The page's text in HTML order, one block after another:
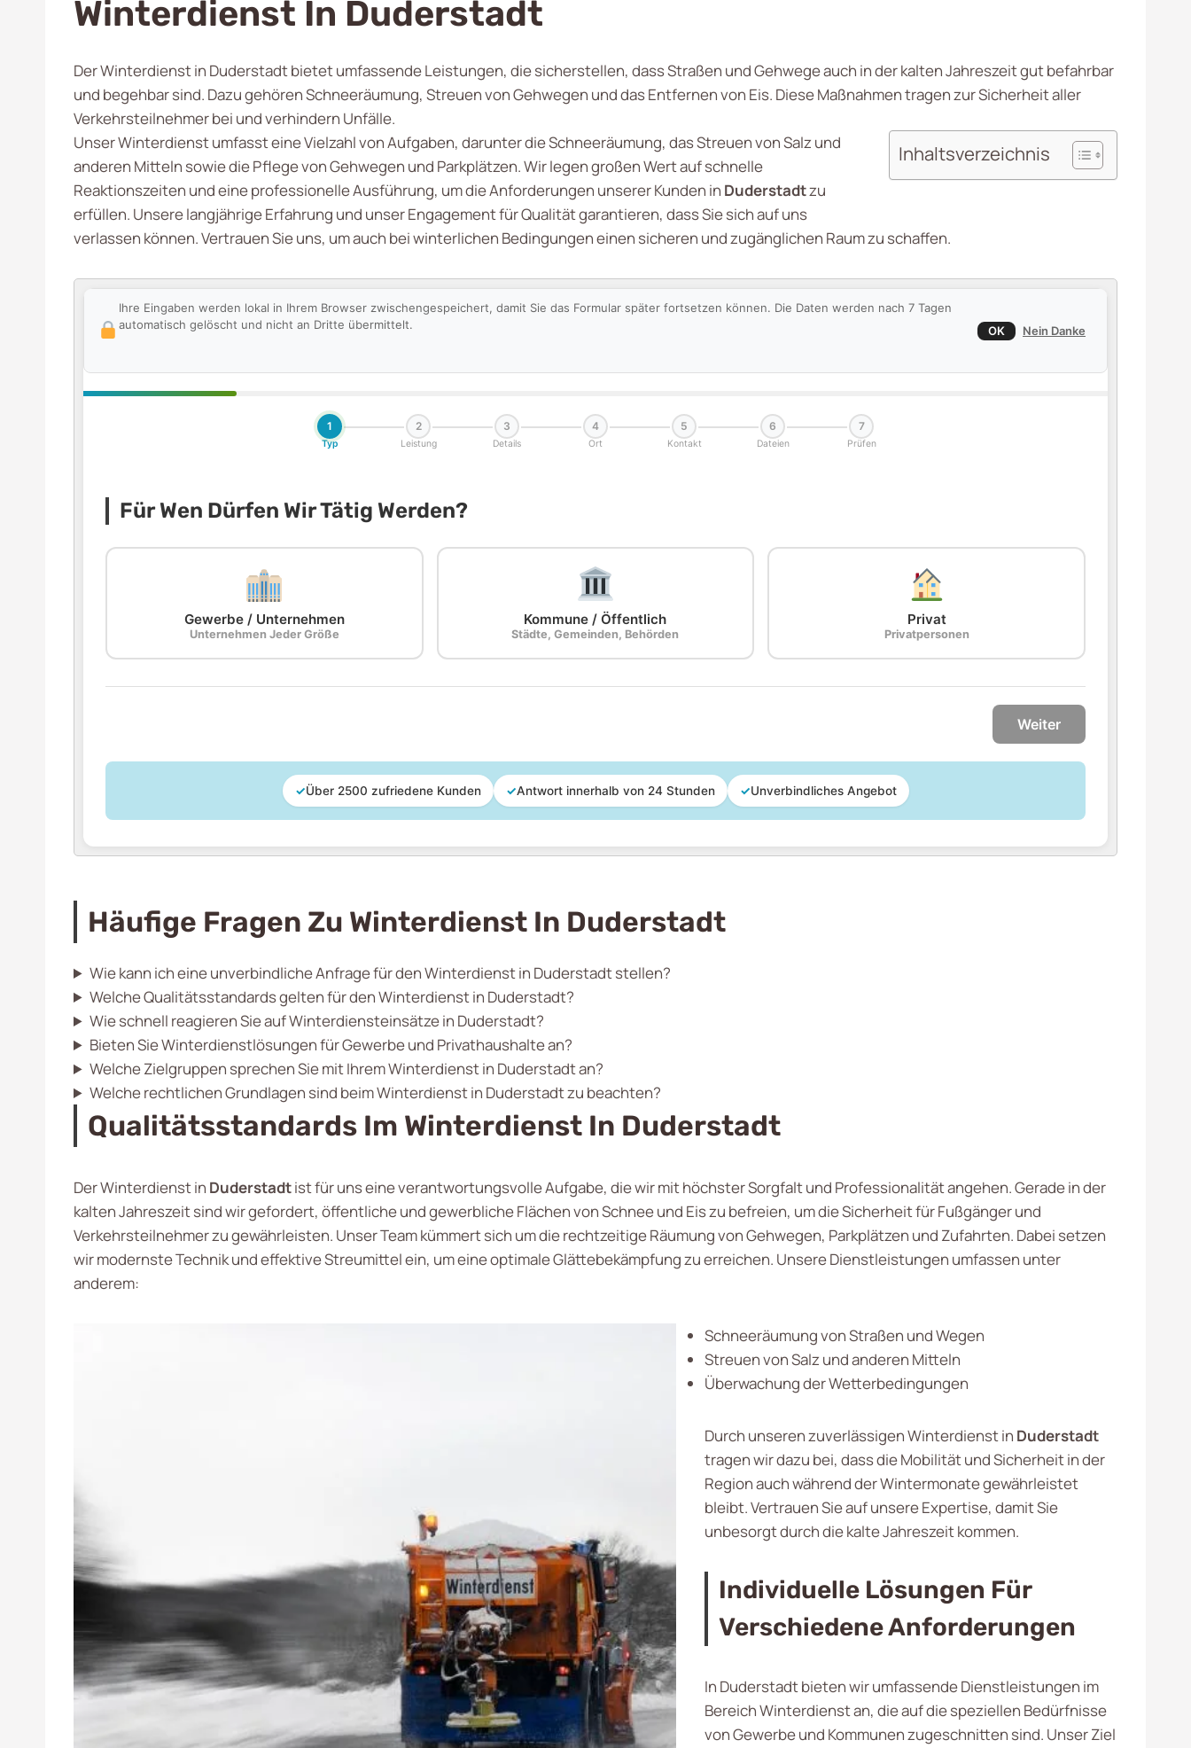
Winterdienst In Duderstadt
Der Winterdienst in Duderstadt bietet umfassende Leistungen, die sicherstellen, dass Straßen und Gehwege auch in der kalten Jahreszeit gut befahrbar
und begehbar sind. Dazu gehören Schneeräumung, Streuen von Gehwegen und das Entfernen von Eis. Diese Maßnahmen tragen zur Sicherheit aller
Verkehrsteilnehmer bei und verhindern Unfälle.
Inhaltsverzeichnis
Unser Winterdienst umfasst eine Vielzahl von Aufgaben, darunter die Schneeräumung, das Streuen von Salz und
anderen Mitteln sowie die Pflege von Gehwegen und Parkplätzen. Wir legen großen Wert auf schnelle
Reaktionszeiten und eine professionelle Ausführung, um die Anforderungen unserer Kunden in Duderstadtzu
erfüllen. Unsere langjährige Erfahrung und unser Engagement für Qualität garantieren, dass Sie sich auf uns
verlassen können. Vertrauen Sie uns, um auch bei winterlichen Bedingungen einen sicheren und zugänglichen Raum zu schaffen.
Ihre Eingaben werden lokal in Ihrem Browser zwischengespeichert, damit Sie das Formular später fortsetzen können. Die Daten werden nach 7 Tagen
automatisch gelöscht und nicht an Dritte übermittelt.
OK Nein Danke
1
Typ
2
Leistung
3
Details
4
Ort
5
Kontakt
6
Dateien
7
Prüfen
Für Wen Dürfen Wir Tätig Werden?
Gewerbe / Unternehmen
Unternehmen Jeder Größe
Kommune / Öffentlich
Städte, Gemeinden, Behörden
Privat
Privatpersonen
Weiter
✓Über 2500 zufriedene Kunden ✓Antwort innerhalb von 24 Stunden ✓Unverbindliches Angebot
Häufige Fragen Zu Winterdienst In Duderstadt
Wie kann ich eine unverbindliche Anfrage für den Winterdienst in Duderstadt stellen?
Welche Qualitätsstandards gelten für den Winterdienst in Duderstadt?
Wie schnell reagieren Sie auf Winterdiensteinsätze in Duderstadt?
Bieten Sie Winterdienstlösungen für Gewerbe und Privathaushalte an?
Welche Zielgruppen sprechen Sie mit Ihrem Winterdienst in Duderstadt an?
Welche rechtlichen Grundlagen sind beim Winterdienst in Duderstadt zu beachten?
Qualitätsstandards Im Winterdienst In Duderstadt
Der Winterdienst in Duderstadtist für uns eine verantwortungsvolle Aufgabe, die wir mit höchster Sorgfalt und Professionalität angehen. Gerade in der
kalten Jahreszeit sind wir gefordert, öffentliche und gewerbliche Flächen von Schnee und Eis zu befreien, um die Sicherheit für Fußgänger und
Verkehrsteilnehmer zu gewährleisten. Unser Team kümmert sich um die rechtzeitige Räumung von Gehwegen, Parkplätzen und Zufahrten. Dabei setzen
wir modernste Technik und effektive Streumittel ein, um eine optimale Glättebekämpfung zu erreichen. Unsere Dienstleistungen umfassen unter
anderem:
Schneeräumung von Straßen und Wegen
Streuen von Salz und anderen Mitteln
Überwachung der Wetterbedingungen
Durch unseren zuverlässigen Winterdienst in Duderstadt
tragen wir dazu bei, dass die Mobilität und Sicherheit in der
Region auch während der Wintermonate gewährleistet
bleibt. Vertrauen Sie auf unsere Expertise, damit Sie
unbesorgt durch die kalte Jahreszeit kommen.
Individuelle Lösungen Für
Verschiedene Anforderungen
In Duderstadt bieten wir umfassende Dienstleistungen im
Bereich Winterdienst an, die auf die speziellen Bedürfnisse
von Gewerbe und Kommunen zugeschnitten sind. Unser Ziel